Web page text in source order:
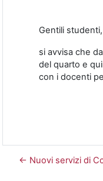
Gentili studenti,
si avvisa che
del quarto e
con i docenti
← Nuovi servizi di